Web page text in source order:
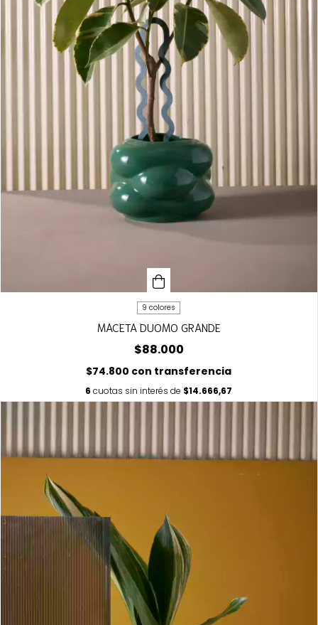
9 colores
MACETA DUOMO GRANDE
$88.000
$74.800 con transferencia
6 cuotas sin interés de $14.666,67